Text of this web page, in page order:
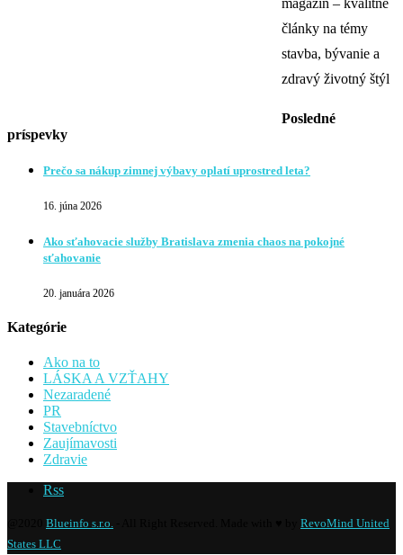
články na témy
stavba, bývanie a
zdravý životný štýl
Posledné
príspevky
Prečo sa nákup zimnej výbavy oplatí uprostred leta?
16. júna 2026
Ako sťahovacie služby Bratislava zmenia chaos na pokojné
sťahovanie
20. januára 2026
Kategórie
Ako na to
LÁSKA A VZŤAHY
Nezaradené
PR
Stavebníctvo
Zaujímavosti
Zdravie
Rss
Blueinfo s.r.o.
RevoMind United
States LLC